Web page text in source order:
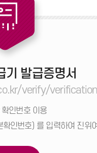
기 발급증명서
verify/
인번호 이용
인번호) 를 입력하여 진위